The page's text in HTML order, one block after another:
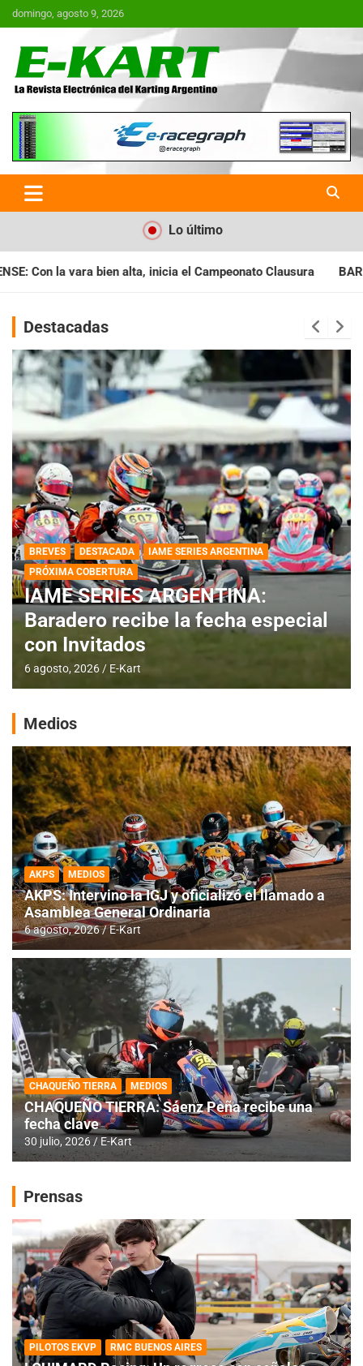
Saltar
al
domingo, agosto 9, 2026
E-Kart.com.ar | La Revista
Electrónica del Karting en
Argentina
Lo último
el Campeonato Clausura BARILOCHENSE: Preparan una
Destacadas
BREVES DESTACADA
IAME SERIES ARGENTINA
PRÓXIMA COBERTURA
IAME SERIES ARGENTINA:
Baradero recibe la fecha especial
con Invitados
6 agosto, 2026 E-Kart
Medios
AKPS MEDIOS
AKPS: Intervino la IGJ y oficializó el llamado a
Asamblea General Ordinaria
6 agosto, 2026 E-Kart
CHAQUEÑO TIERRA MEDIOS
CHAQUEÑO TIERRA: Sáenz Peña recibe una
fecha clave
30 julio, 2026 E-Kart
Prensas
PILOTOS EKVP RMC BUENOS AIRES